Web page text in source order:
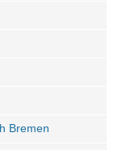
Bremen